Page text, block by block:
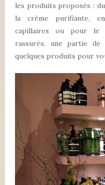
les produits proposés :
la crème purifiante,
capillaires ou pour le
rassurés, une partie de
quelques produits pour